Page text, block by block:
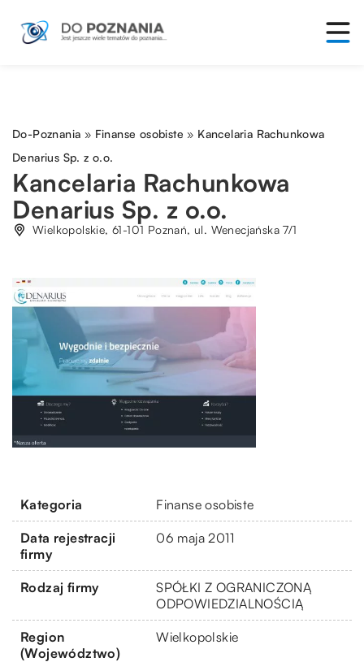
Do-Poznania » Finanse osobiste » Kancelaria Rachunkowa
Denarius Sp. z o.o.
Kancelaria Rachunkowa
Denarius Sp. z o.o.
Wielkopolskie, 61-101 Poznań, ul. Wenecjańska 7/1
Kategoria Finanse osobiste
Data rejestracji
firmy
06 maja 2011
Rodzaj firmy
SPÓŁKI Z OGRANICZONĄ
ODPOWIEDZIALNOŚCIĄ
Region
(Województwo)
Wielkopolskie